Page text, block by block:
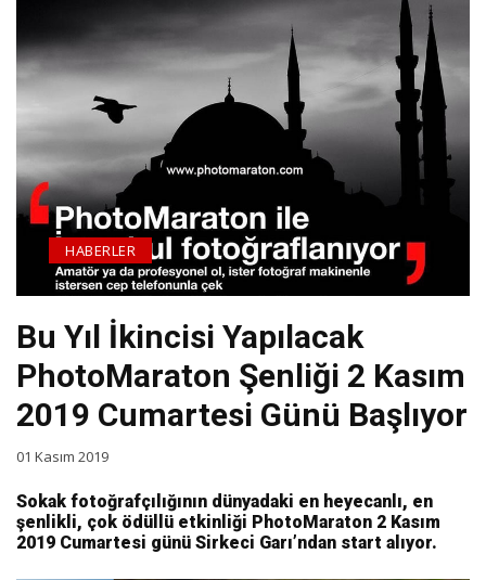
Bu Yıl İkincisi Yapılacak
PhotoMaraton Şenliği 2 Kasım
2019 Cumartesi Günü Başlıyor
HABERLER
01 Kasım 2019
Sokak fotoğrafçılığının dünyadaki en heyecanlı, en
şenlikli, çok ödüllü etkinliği PhotoMaraton 2 Kasım
2019 Cumartesi günü Sirkeci Garı’ndan start alıyor.